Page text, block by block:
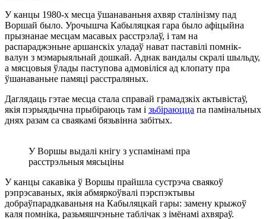
У канцы 1980-х месца ўшанаваньня ахвяр сталінізму пад
Воршай было. Урочышча Кабыляцкая гара было афіцыйна
прызнанае месцам масавых расстрэлаў, і там на
распараджэньне аршанскіх уладаў нават паставілі помнік-
валун з мэмарыяльнай дошкай. Аднак вандалы скралі шыльду,
а мясцовыя ўлады паступова адмовіліся ад клопату пра
ўшанаваньне памяці расстраляных.
Даглядаць гэтае месца стала справай грамадзкіх актывістаў,
якія пэрыядычна прыбіраюць там і зьбіраюцца па памінальных
днях разам са сваякамі бязьвінна забітых.
У Воршы выдалі кнігу з успамінамі пра
расстрэльныя мясьціны
У канцы сакавіка ў Воршы прайшла сустрэча сваякоў
рэпрэсаваных, якія абмяркоўвалі пэрспэктывы
добраўпарадкаваньня на Кабыляцкай гары: замену крыжоў
каля помніка, разьмяшчэньне таблічак з імёнамі ахвяраў.